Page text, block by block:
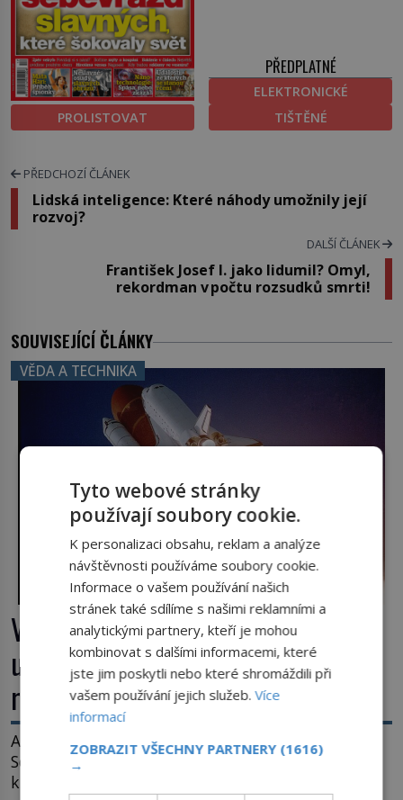
PROLISTOVAT
PŘEDPLATNÉ
ELEKTRONICKÉ
TIŠTĚNÉ
PŘEDCHOZÍ ČLÁNEK
Lidská inteligence: Které náhody umožnily její
rozvoj?
DALŠÍ ČLÁNEK
František Josef I. jako lidumil? Omyl,
rekordman v počtu rozsudků smrti!
SOUVISEJÍCÍ ČLÁNKY
VĚDA A TECHNIKA
Výbuch, muzeum a promenáda v
ulicích. Pět osudů nejslavnějších
raketoplánů
Ani zima nezkazí přítomným slavnostní okamžik.
Se slunečními brýlemi hledí na startující raketu,
která má do vesmíru vynést kromě posádky také
Tyto webové stránky
používají soubory cookie.
K personalizaci obsahu, reklam a analýze
návštěvnosti používáme soubory cookie.
Informace o vašem používání našich
stránek také sdílíme s našimi reklamními a
analytickými partnery, kteří je mohou
kombinovat s dalšími informacemi, které
jste jim poskytli nebo které shromáždili při
vašem používání jejich služeb.Více
informací
ZOBRAZIT VŠECHNY PARTNERY (1616)
→